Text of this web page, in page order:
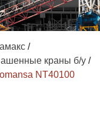
/
краны б/у /
NT40100